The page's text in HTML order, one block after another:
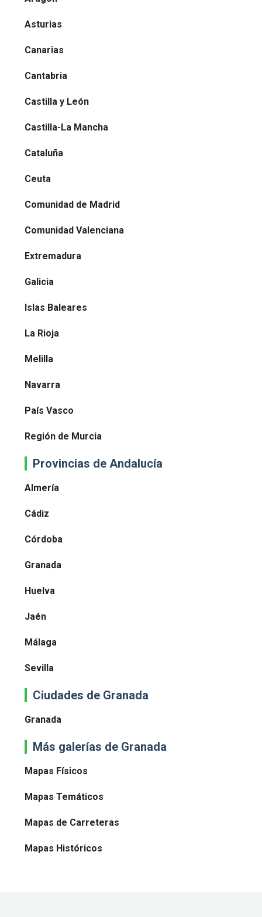
Asturias
Canarias
Cantabria
Castilla y León
Castilla-La Mancha
Cataluña
Ceuta
Comunidad de Madrid
Comunidad Valenciana
Extremadura
Galicia
Islas Baleares
La Rioja
Melilla
Navarra
País Vasco
Región de Murcia
Provincias de Andalucía
Almería
Cádiz
Córdoba
Granada
Huelva
Jaén
Málaga
Sevilla
Ciudades de Granada
Granada
Más galerías de Granada
Mapas Físicos
Mapas Temáticos
Mapas de Carreteras
Mapas Históricos